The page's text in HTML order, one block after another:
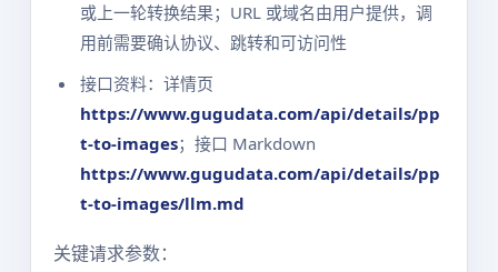
或上一轮转换结果；URL 或域名由用户提供，调
用前需要确认协议、跳转和可访问性
接口资料：详情页
https://www.gugudata.com/api/details/pp
t-to-images；接口 Markdown
https://www.gugudata.com/api/details/pp
t-to-images/llm.md
关键请求参数：